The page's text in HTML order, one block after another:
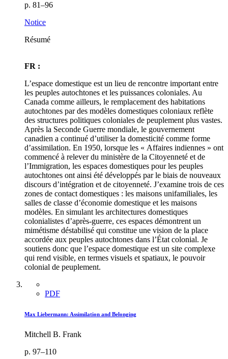
p. 81–96
Notice
Résumé
FR :
L’espace domestique est un lieu de rencontre important entre
les peuples autochtones et les puissances coloniales. Au
Canada comme ailleurs, le remplacement des habitations
autochtones par des modèles domestiques coloniaux reflète
des structures politiques coloniales de peuplement plus vastes.
Après la Seconde Guerre mondiale, le gouvernement
canadien a continué d’utiliser la domesticité comme forme
d’assimilation. En 1950, lorsque les « Affaires indiennes » ont
commencé à relever du ministère de la Citoyenneté et de
l’Immigration, les espaces domestiques pour les peuples
autochtones ont ainsi été développés par le biais de nouveaux
discours d’intégration et de citoyenneté. J’examine trois de ces
zones de contact domestiques : les maisons unifamiliales, les
salles de classe d’économie domestique et les maisons
modèles. En simulant les architectures domestiques
colonialistes d’après-guerre, ces espaces démontrent un
mimétisme déstabilisé qui constitue une vision de la place
accordée aux peuples autochtones dans l’État colonial. Je
soutiens donc que l’espace domestique est un site complexe
qui rend visible, en termes visuels et spatiaux, le pouvoir
colonial de peuplement.
PDF
Max Liebermann: Assimilation and Belonging
Mitchell B. Frank
p. 97–110